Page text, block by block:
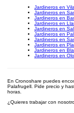
Jardineros en
Jardineros en
Jardineros en
Jardineros en
Jardineros en
Jardineros en
Jardineros en
Jardineros en
Jardineros en
Jardineros en
En Cronoshare puedes
Palafrugell. Pide precio y
horas.
¿Quieres trabajar con